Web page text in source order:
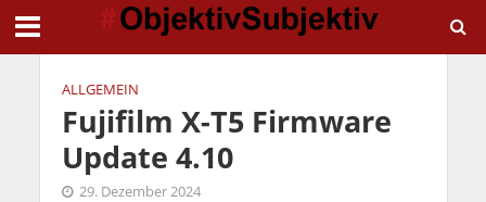
ALLGEMEIN
Fujifilm X-T5 Firmware
Update 4.10
29. Dezember 2024